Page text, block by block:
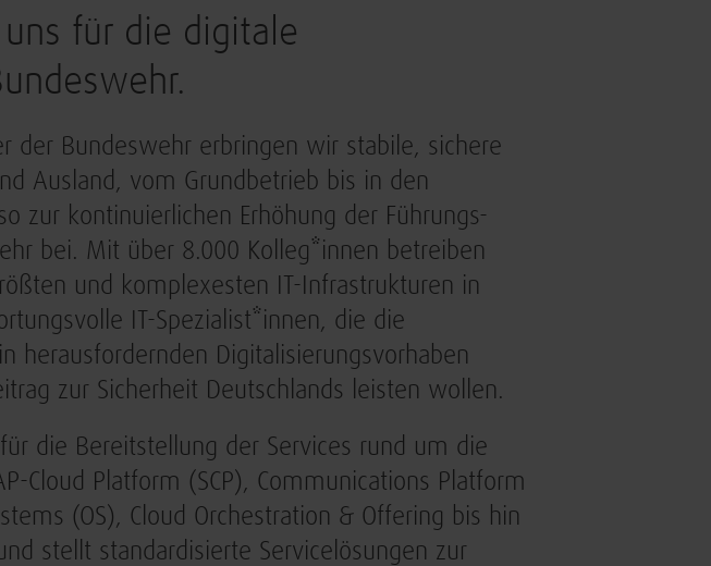
für die digitale
der Bundeswehr erbringen wir stabile, sichere
Ausland, vom Grundbetrieb bis in den
zur kontinuierlichen Erhöhung der Führungs-
bei. Mit über 8.000 Kolleg*innen betreiben
und komplexesten IT-Infrastrukturen in
IT-Spezialist*innen, die die
herausfordernden Digitalisierungsvorhaben
zur Sicherheit Deutschlands leisten wollen.
für die Bereitstellung der Services rund um die
Cloud Platform (SCP), Communications Platform
(OS), Cloud Orchestration & Offering bis hin
stellt standardisierte Servicelösungen zur